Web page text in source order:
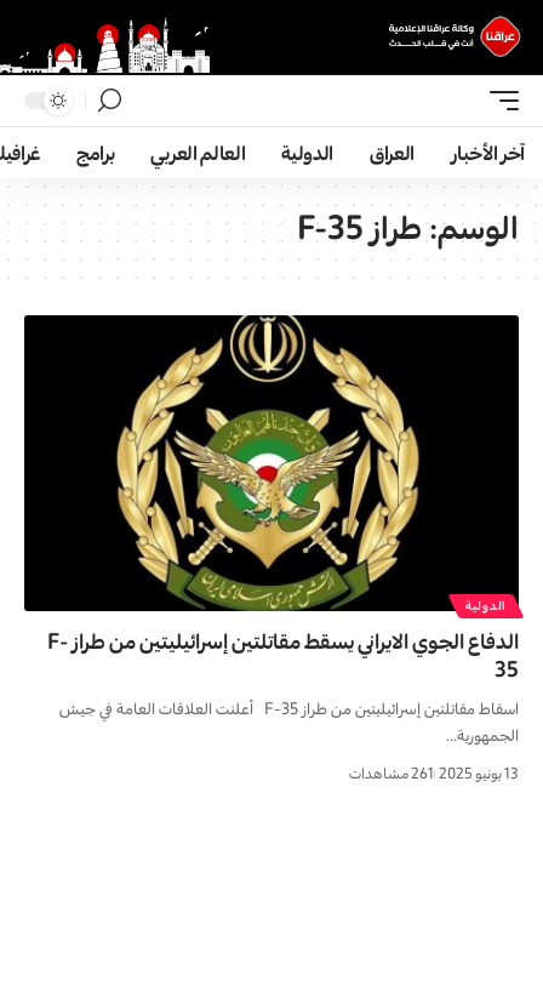
آخر الأخبار العراق الدولية العالم العربي برامج
الوسم:طراز F-35
الدولية
الدفاع الجوي الايراني يسقط مقاتلتين إسرائيليتين من طراز F-
35
اسقاط مقاتلتين إسرائيليتين من طراز F-35 أعلنت العلاقات العامة في جيش
الجمهورية…
13 يونيو 2025 261 مشاهدات